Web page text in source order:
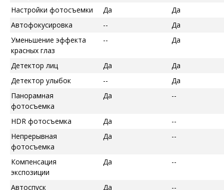
Настройки фотосъемки
Да
Да
Автофокусировка
--
Да
Уменьшение эффекта
красных глаз
-- Да
Детектор лиц Да
Да
Детектор улыбок
--
Да
Панорамная
фотосъемка
Да --
HDR фотосъемка Да
--
Непрерывная
фотосъемка
Да --
Компенсация
экспозиции
Да --
Автоспуск Да
--